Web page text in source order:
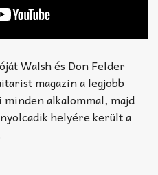
Walsh és Don Felder
magazin a legjobb
alkalommal, majd
helyére került a